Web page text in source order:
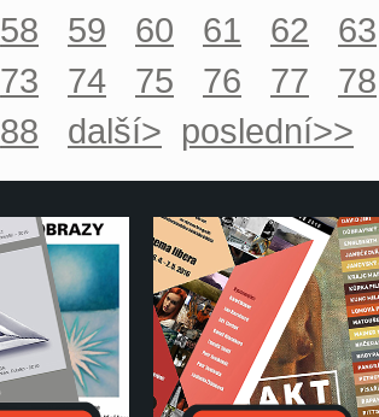
58 59 60 61 62
63
73 74 75 76 77
78
88 další> poslední>>